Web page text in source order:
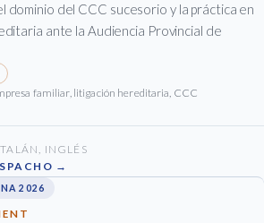
dominio del CCC sucesorio y la práctica en
ante la Audiencia Provincial de
familiar, litigación hereditaria, CCC
INGLÉS
→
2026